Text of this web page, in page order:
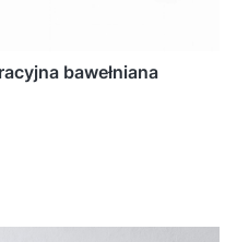
bawełniana